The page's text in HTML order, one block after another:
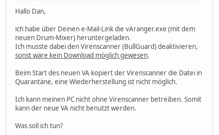
Hallo Dan,
ich habe über Deinen e-Mail-Link die vAranger.exe (mit dem
neuen Drum-Mixer) heruntergeladen.
Ich musste dabei den Virenscanner (BullGuard) deaktivieren,
sonst wäre kein Download möglich gewesen.
Beim Start des neuen VA kopiert der Virenscanner die Datei in
Quarantäne, eine Wiederherstellung ist nicht möglich.
Ich kann meinen PC nicht ohne Virenscanner betreiben. Somit
kann der neue VA nicht benutzt werden.
Was soll ich tun?